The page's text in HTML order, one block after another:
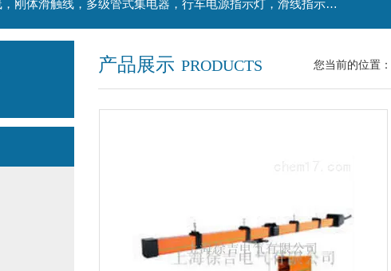
主营产品：滑触线，安全滑触线，刚体滑触线，多级管式集电器，行车电源指示灯，滑线指示灯，集电器，扁平电缆，H型单级安全滑触器，电缆滑轨滑车
产品展示 PRODUCTS 您当前的位置：